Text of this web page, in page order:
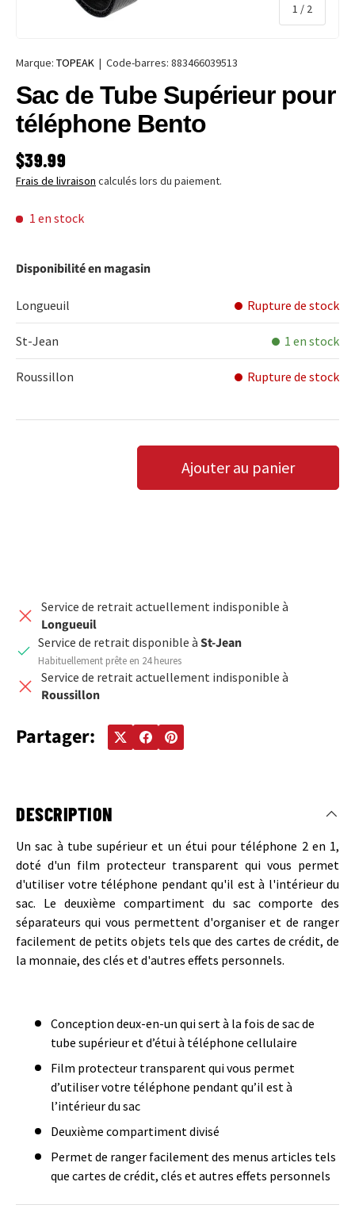
1 / de
2
Marque: TOPEAK | Code-barres: 883466039513
Sac de Tube Supérieur pour
téléphone Bento
PRIX HABITUEL
$39.99
Frais de livraison calculés lors du paiement.
1 en stock
Disponibilité en magasin
Longueuil Rupture de stock
St-Jean 1 en stock
Roussillon Rupture de stock
DIMINUER LA QUANTITÉ
AUGMENTER LA QUANTITÉ
Ajouter au panier
Service de retrait actuellement indisponible à
Longueuil
Service de retrait disponible à St-Jean
Habituellement prête en 24 heures
Service de retrait actuellement indisponible à
Roussillon
Partager:
DESCRIPTION
Un sac à tube supérieur et un étui pour téléphone 2 en 1,
doté d'un film protecteur transparent qui vous permet
d'utiliser votre téléphone pendant qu'il est à l'intérieur du
sac. Le deuxième compartiment du sac comporte des
séparateurs qui vous permettent d'organiser et de ranger
facilement de petits objets tels que des cartes de crédit, de
la monnaie, des clés et d'autres effets personnels.
Conception deux-en-un qui sert à la fois de sac de
tube supérieur et d’étui à téléphone cellulaire
Film protecteur transparent qui vous permet
d’utiliser votre téléphone pendant qu’il est à
l’intérieur du sac
Deuxième compartiment divisé
Permet de ranger facilement des menus articles tels
que cartes de crédit, clés et autres effets personnels